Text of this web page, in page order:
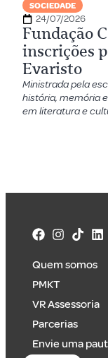
SOCIEDADE
24/07/2026
Fundação
inscrições
Evaristo
Ministrada pela
história, memória
em literatura e
Quem somos
PMKT
VR Assessoria
Parcerias
Envie uma